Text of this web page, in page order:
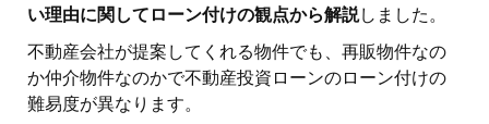
い理由に関してローン付けの観点から解説しました。
不動産会社が提案してくれる物件でも、再販物件なの
か仲介物件なのかで不動産投資ローンのローン付けの
難易度が異なります。